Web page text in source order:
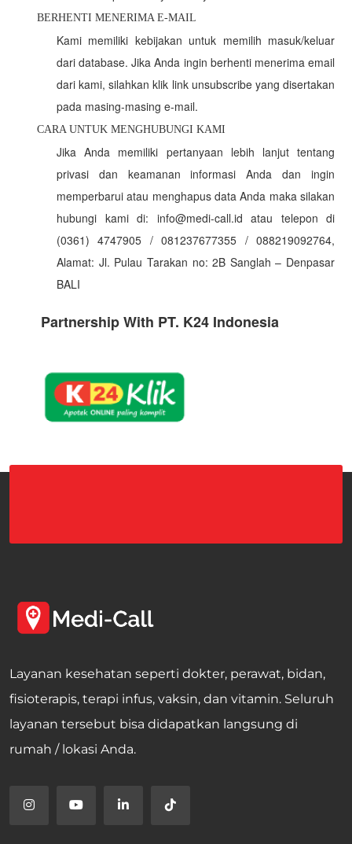
BERHENTI MENERIMA E-MAIL
Kami memiliki kebijakan untuk memilih masuk/keluar
dari database. Jika Anda ingin berhenti menerima email
dari kami, silahkan klik link unsubscribe yang disertakan
pada masing-masing e-mail.
CARA UNTUK MENGHUBUNGI KAMI
Jika Anda memiliki pertanyaan lebih lanjut tentang
privasi dan keamanan informasi Anda dan ingin
memperbarui atau menghapus data Anda maka silakan
hubungi kami di: info@medi-call.id atau telepon di
(0361) 4747905 / 081237677355 / 088219092764,
Alamat: Jl. Pulau Tarakan no: 2B Sanglah – Denpasar
BALI
Partnership With PT. K24 Indonesia
Layanan kesehatan seperti dokter, perawat, bidan,
fisioterapis, terapi infus, vaksin, dan vitamin. Seluruh
layanan tersebut bisa didapatkan langsung di
rumah / lokasi Anda.